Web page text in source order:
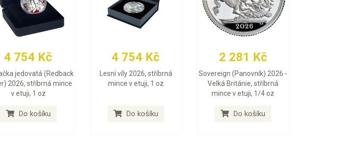
4 754 Kč
jedovatá (Redback
2026, stříbrná mince
v etuji, 1 oz
Do košíku
4 754 Kč
Lesní víly 2026, stříbrná
mince v etuji, 1 oz
Do košíku
2 281 Kč
Sovereign (Panovník) 2026 -
Velká Británie, stříbrná
mince v etuji, 1/4 oz
Do košíku